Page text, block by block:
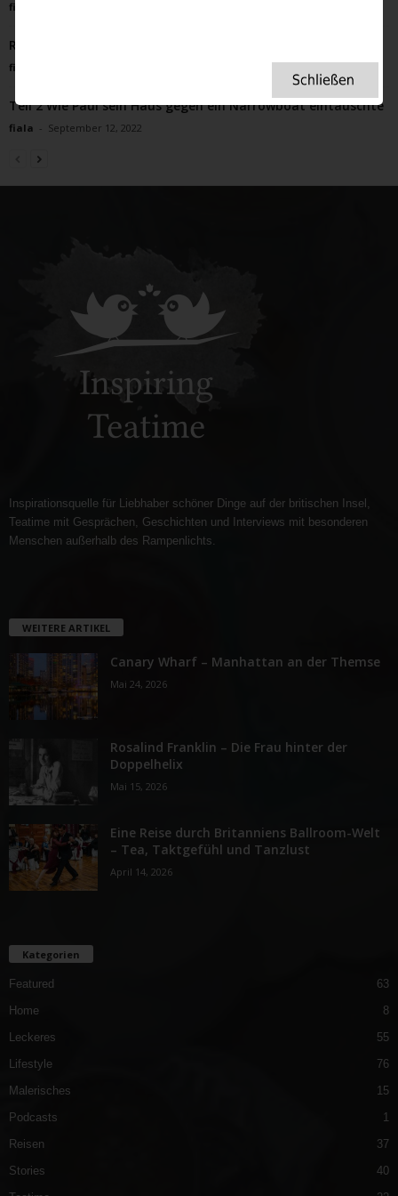
fiala
Regeln der Tee Etikette, die jeder kennen sollte
fiala
Teil 2 Wie Paul sein Haus gegen ein Narrowboat eintauschte
fiala - September 12, 2022
Inspirationsquelle für Liebhaber schöner Dinge auf der britischen Insel,
Teatime mit Gesprächen, Geschichten und Interviews mit besonderen
Menschen außerhalb des Rampenlichts.
WEITERE ARTIKEL
Canary Wharf – Manhattan an der Themse
Mai 24, 2026
Rosalind Franklin – Die Frau hinter der
Doppelhelix
Mai 15, 2026
Eine Reise durch Britanniens Ballroom-Welt
– Tea, Taktgefühl und Tanzlust
April 14, 2026
Kategorien
Featured
63
Home
8
Leckeres
55
Lifestyle
76
Malerisches
15
Podcasts
1
Reisen
37
Stories
40